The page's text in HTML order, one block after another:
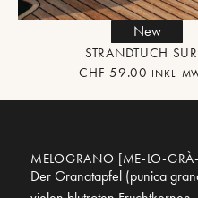
New
STRANDTUCH
CHF 59.00 INKL.
MELOGRANO [ME-LO-
Der Granatapfel (punica